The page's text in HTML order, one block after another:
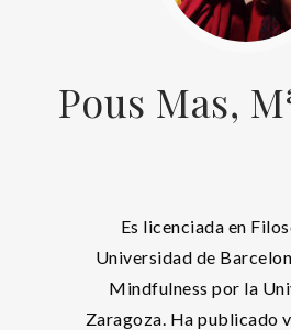
Pous Mas,
Es licenciada en
Universidad de
Mindfulness por la
Zaragoza. Ha publicado